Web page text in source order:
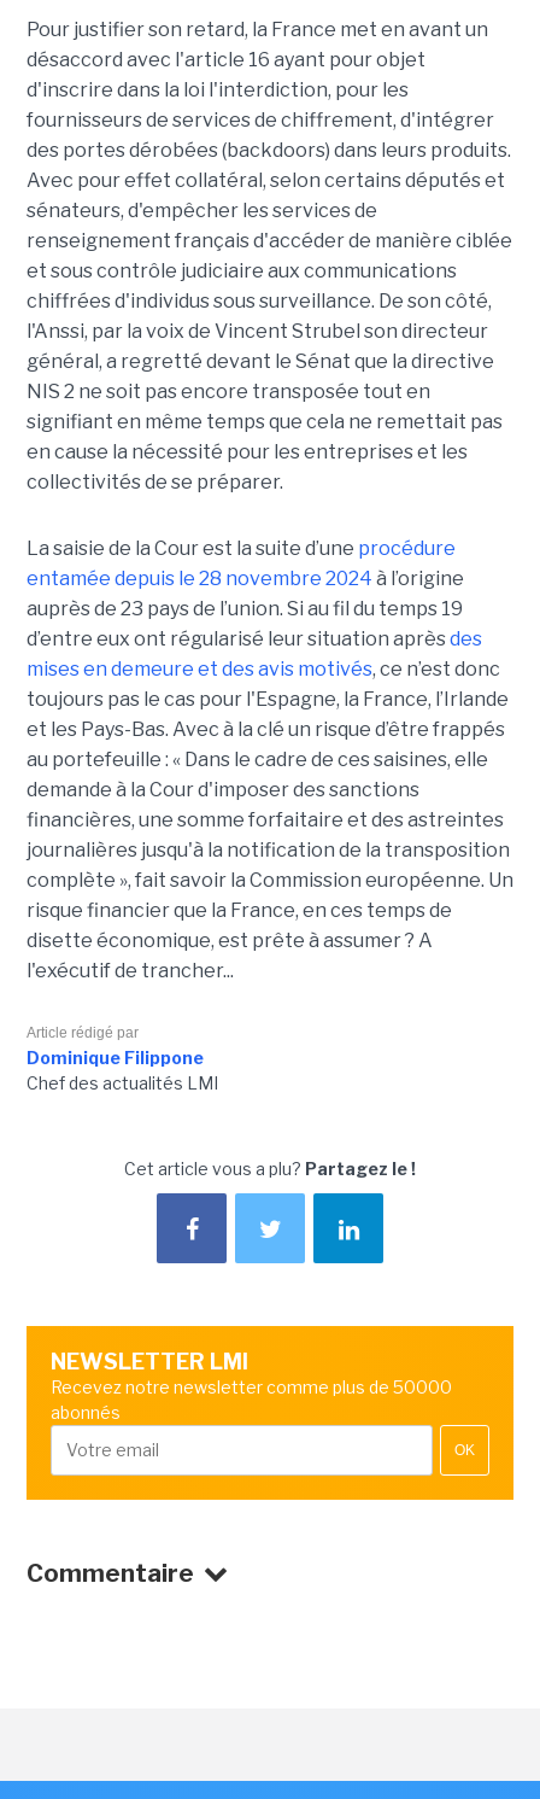
Pour justifier son retard, la France met en avant un
désaccord avec l'article 16 ayant pour objet
d'inscrire dans la loi l'interdiction, pour les
fournisseurs de services de chiffrement, d'intégrer
des portes dérobées (backdoors) dans leurs produits.
Avec pour effet collatéral, selon certains députés et
sénateurs, d'empêcher les services de
renseignement français d'accéder de manière ciblée
et sous contrôle judiciaire aux communications
chiffrées d'individus sous surveillance. De son côté,
l'Anssi, par la voix de Vincent Strubel son directeur
général, a regretté devant le Sénat que la directive
NIS 2 ne soit pas encore transposée tout en
signifiant en même temps que cela ne remettait pas
en cause la nécessité pour les entreprises et les
collectivités de se préparer.
La saisie de la Cour est la suite d’une procédure
entamée depuis le 28 novembre 2024 à l’origine
auprès de 23 pays de l’union. Si au fil du temps 19
d’entre eux ont régularisé leur situation aprèsdes
mises en demeure et des avis motivés, ce n’est donc
toujours pas le cas pour l'Espagne, la France, l’Irlande
et les Pays-Bas. Avec à la clé un risque d’être frappés
au portefeuille : « Dans le cadre de ces saisines, elle
demande à la Cour d'imposer des sanctions
financières, une somme forfaitaire et des astreintes
journalières jusqu'à la notification de la transposition
complète », fait savoir la Commission européenne. Un
risque financier que la France, en ces temps de
disette économique, est prête à assumer ? A
l'exécutif de trancher...
Article rédigé par
Dominique Filippone
Chef des actualités LMI
Cet article vous a plu? Partagez le !
NEWSLETTER LMI
Recevez notre newsletter comme plus de 50000
abonnés
OK
Commentaire